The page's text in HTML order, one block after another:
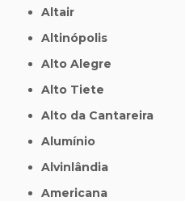
Altair
Altinópolis
Alto Alegre
Alto Tiete
Alto da Cantareira
Alumínio
Alvinlândia
Americana